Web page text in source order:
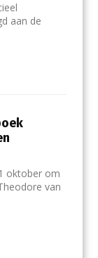
aan de
oktober om
van